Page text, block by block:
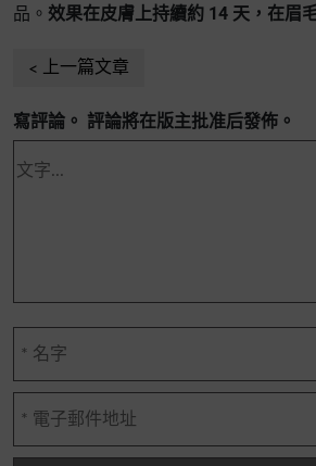
品。 效果在皮膚上持續約 14 天，在眉
上一篇文章
寫評論。 評論將在版主批准后發佈。